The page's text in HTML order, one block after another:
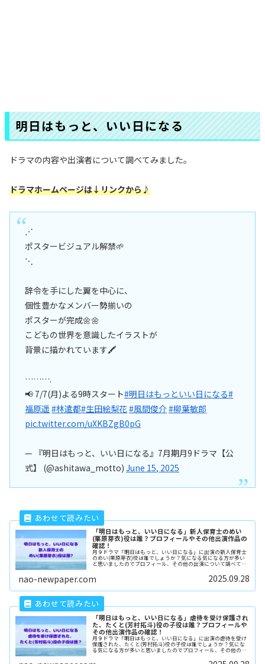
明日はもっと、いい日になる
ドラマの内容や出演者について調べてみました。
ドラマホームページは↓リンクから♪
⋰
ポスタービジュアル解禁🌱
⋱
辞令を手にした翼を中心に、
個性豊かなメンバー勢揃いの
ポスターが完成🌼🌼
こどもの世界を意識したイラストが
背景に描かれています🖍️
……….
📢 7/7(月)よる9時スタート#明日はもっといい日になる#
福原遥#林遣都#生田絵梨花#風間俊介#柳葉敏郎
pic.twitter.com/uXKBZgB0pG
— 『明日はもっと、いい日になる』7月期月9ドラマ【公
式】 (@ashitawa_motto)June 15, 2025
「明日はもっと、いい日になる」新人保育士のめい
(栗原芽衣)役は誰？プロフィールやその他出演作品の
確認！
月９ドラマ「明日はもっと、いい日になる」に出演の新人保育士
のめい(栗原芽衣)役は誰でしょうか？気になる気になる方が多い
と思いましたのでプロフィール、その他の出演について調べてみ
nao-newpaper.com 2025.09.28
「明日はもっと、いい日になる」虐待を受け保護され
た、たくと(芳村拓斗)役の子役は誰？プロフィールや
その他出演作品の確認！
月９ドラマ「明日はもっと、いい日になる」に出演の虐待を受け
保護された、たくと(芳村拓斗)役の子役は誰でしょうか？気にな
る気になる方が多いと思いましたのでプロフィール、その他の出